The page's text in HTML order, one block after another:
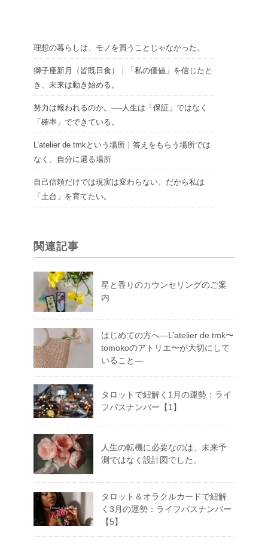
理想の暮らしは、モノを買うことじゃなかった。
獅子座新月（皆既日食）｜「私の価値」を信じたと
き、未来は動き始める。
努力は報われるのか。──人生は「保証」ではなく
「確率」でできている。
L’atelier de tmkという場所｜答えをもらう場所では
なく、自分に還る場所
自己信頼だけでは現実は変わらない。だから私は
「土台」を育てたい。
関連記事
星と香りのカウンセリングのご案
内
はじめての方へ―L’atelier de tmk〜
tomokoのアトリエ〜が大切にして
いること―
タロットで紐解く1月の運勢：ライ
フパスナンバー【1】
人生の転機に必要なのは、未来予
測ではなく設計図でした。
タロット＆オラクルカードで紐解
く3月の運勢：ライフパスナンバー
【5】